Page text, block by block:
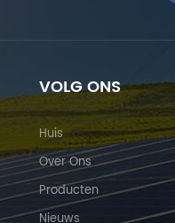
VOLG ONS
Huis
Over Ons
Producten
Nieuws